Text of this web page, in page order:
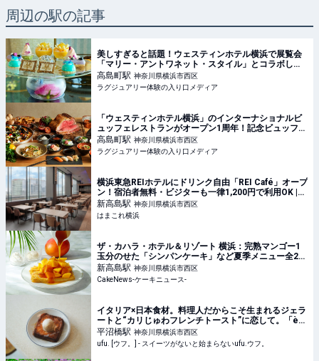
周辺の駅の記事
美しすぎると話題！ウェスティンホテル横浜で展覧会
「マリー・アントワネット・スタイル」とコラボした
アフタヌーンティーが開催中【実食レポート】
高島町駅 神奈川県横浜市西区
ラグジュアリー体験の入り口メディア
「ウェスティンホテル横浜」のインターナショナルビ
ュッフェレストランがオープン1周年！記念ビュッフェ
を堪能
高島町駅 神奈川県横浜市西区
ラグジュアリー体験の入り口メディア
横浜東急REIホテルにドリンク自由「REI Café」オープ
ン！宿泊者無料・ビジターも一律1,200円で利用OK |
はまこれ横浜
新高島駅 神奈川県横浜市西区
はまこれ横浜
ザ・カハラ・ホテル＆リゾート 横浜：完熟マンゴー1
玉分のせた「シンパンケーキ」など夏季メニュー全2
種、6月1日より4ヵ月展開
新高島駅 神奈川県横浜市西区
CakeNews-ケーキニュース-
イタリア×日本食材。料理人だからこそ生まれるジェラ
ートと“カリじゅわフレンチトースト”に恋して。「è
più（エピュウ）」（横浜） - ufu. [ウフ。]
平沼橋駅 神奈川県横浜市西区
ufu. [ウフ。] - スイーツがないと始まらないufu.ウフ。